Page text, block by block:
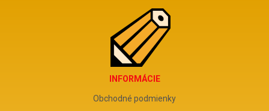
INFORMÁCIE
Obchodné podmienky